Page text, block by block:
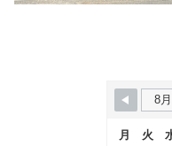
月 火